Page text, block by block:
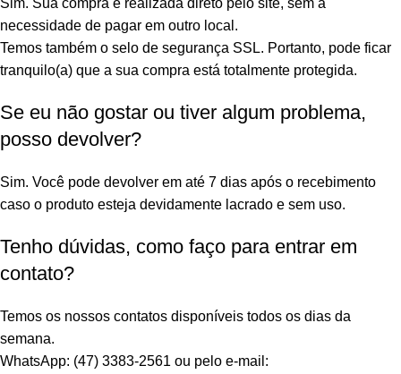
necessidade de pagar em outro local.
Temos também o selo de segurança SSL. Portanto, pode ficar
tranquilo(a) que a sua compra está totalmente protegida.
Se eu não gostar ou tiver algum problema,
posso devolver?
Sim. Você pode devolver em até 7 dias após o recebimento
caso o produto esteja devidamente lacrado e sem uso.
Tenho dúvidas, como faço para entrar em
contato?
Temos os nossos contatos disponíveis todos os dias da
semana.
WhatsApp: (47) 3383-2561 ou pelo e-mail: